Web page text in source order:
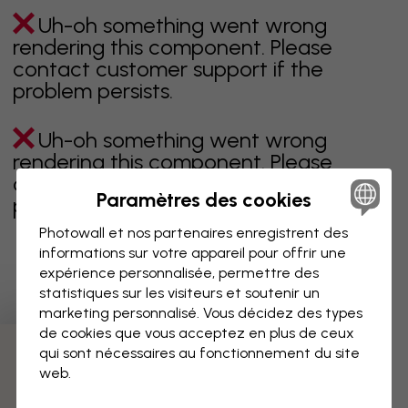
Uh-oh something went wrong
rendering this component. Please
contact customer support if the
problem persists.
Uh-oh something went wrong
rendering this component. Please
contact customer support if the
problem persists.
Page 1 sur 13 pages
Découvrez plus de catégories
Paramètres des cookies
Photowall et nos partenaires enregistrent des
informations sur votre appareil pour offrir une
expérience personnalisée, permettre des
statistiques sur les visiteurs et soutenir un
marketing personnalisé. Vous décidez des types
de cookies que vous acceptez en plus de ceux
qui sont nécessaires au fonctionnement du site
web.